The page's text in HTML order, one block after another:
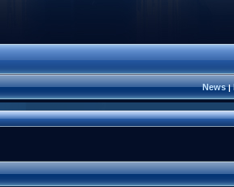
News|